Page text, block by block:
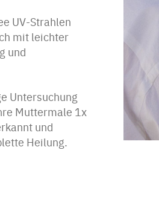
UV-Strahlen
mit leichter
und
Untersuchung
Muttermale 1x
und
Heilung.